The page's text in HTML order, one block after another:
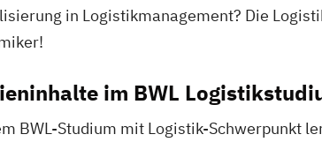
in Logistikmanagement? Die
im BWL
BWL-Studium mit Logistik-Schwerpunkt